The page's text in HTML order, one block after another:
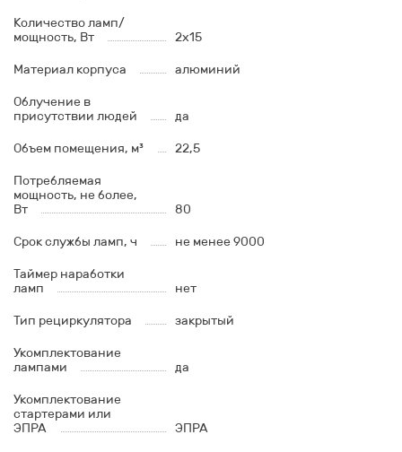
Количество ламп/
мощность, Вт
2x15
Материал корпуса алюминий
Облучение в
присутствии людей
да
Объем помещения, м³ 22,5
Потребляемая
мощность, не более,
Вт
80
Срок службы ламп, ч не менее 9000
Таймер наработки
ламп
нет
Тип рециркулятора закрытый
Укомплектование
лампами
да
Укомплектование
стартерами или
ЭПРА
ЭПРА